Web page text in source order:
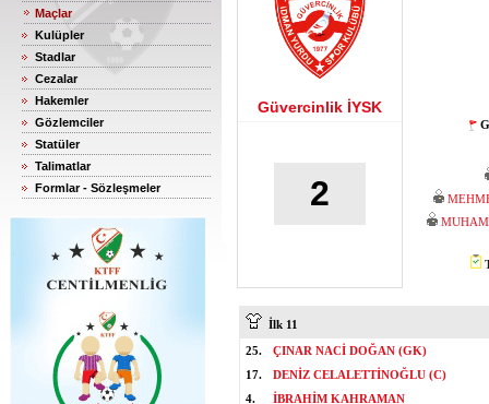
Maçlar
Kulüpler
Stadlar
Cezalar
Hakemler
Gözlemciler
Statüler
Talimatlar
Formlar - Sözleşmeler
Güvercinlik İYSK
2
İlk 11
25.
ÇINAR NACİ DOĞAN (GK)
17.
DENİZ CELALETTİNOĞLU (C)
4.
İBRAHİM KAHRAMAN